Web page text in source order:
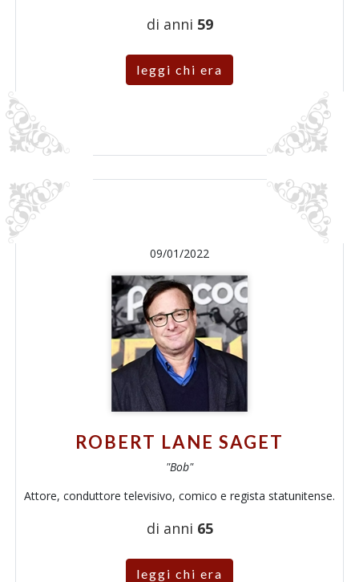
di anni 59
leggi chi era
09/01/2022
ROBERT LANE SAGET
"Bob"
Attore, conduttore televisivo, comico e regista statunitense.
di anni 65
leggi chi era